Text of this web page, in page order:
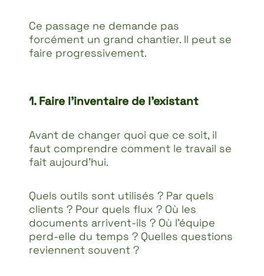
Ce passage ne demande pas
forcément un grand chantier. Il peut se
faire progressivement.
1. Faire l’inventaire de l’existant
Avant de changer quoi que ce soit, il
faut comprendre comment le travail se
fait aujourd’hui.
Quels outils sont utilisés ? Par quels
clients ? Pour quels flux ? Où les
documents arrivent-ils ? Où l’équipe
perd-elle du temps ? Quelles questions
reviennent souvent ?